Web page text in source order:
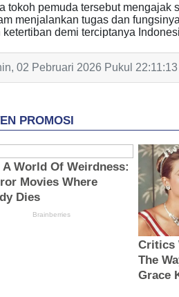
tokoh pemuda tersebut mengajak
menjalankan tugas dan
ketertiban demi terciptanya
02 Pebruari 2026 Pukul